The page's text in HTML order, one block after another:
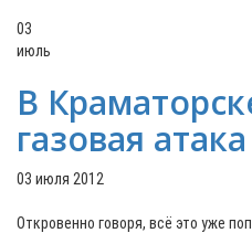
03
июль
В
газовая
03 июля 2012
Откровенно говоря, всё это уже